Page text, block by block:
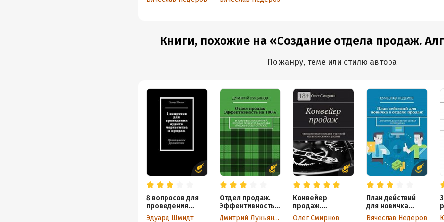
разработки
Алгоритм
Книги, похожие на «Создание отдела продаж.
По жанру, теме или стилю автора
8 вопросов для
проведения
аудита
Эдуард Шмидт
Отдел продаж.
Эффективность
на 100%. 85
Дмитрий Лукьянов
Конвейер
продаж.
Преврати отдел
Олег Смирнов
План действий
для новичка
в отделе продаж.
Вячеслав Недеров